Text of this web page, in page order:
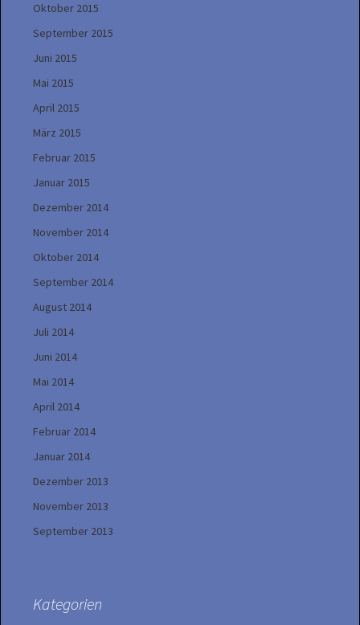
Oktober 2015
September 2015
Juni 2015
Mai 2015
April 2015
März 2015
Februar 2015
Januar 2015
Dezember 2014
November 2014
Oktober 2014
September 2014
August 2014
Juli 2014
Juni 2014
Mai 2014
April 2014
Februar 2014
Januar 2014
Dezember 2013
November 2013
September 2013
Kategorien